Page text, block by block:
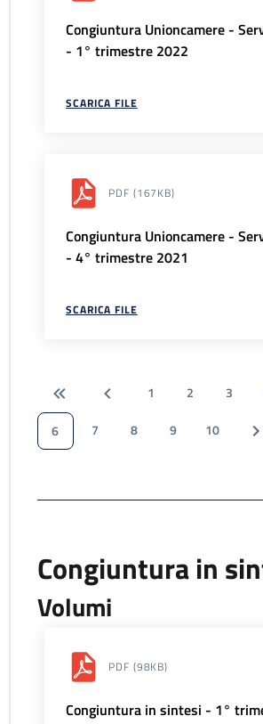
Congiuntura Unioncamere -
- 1° trimestre 2022
SCARICA FILE
PDF (167KB)
Congiuntura Unioncamere -
- 4° trimestre 2021
SCARICA FILE
1 2 3
6
7 8 9 10
Congiuntura in
Volumi
PDF (98KB)
Congiuntura in sintesi - 1°